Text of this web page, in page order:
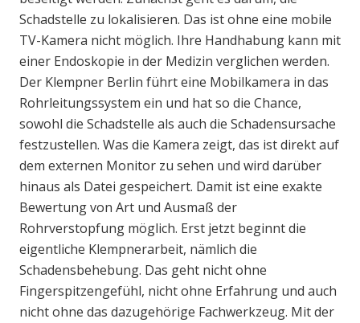
Schadstelle zu lokalisieren. Das ist ohne eine mobile
TV-Kamera nicht möglich. Ihre Handhabung kann mit
einer Endoskopie in der Medizin verglichen werden.
Der Klempner Berlin führt eine Mobilkamera in das
Rohrleitungssystem ein und hat so die Chance,
sowohl die Schadstelle als auch die Schadensursache
festzustellen. Was die Kamera zeigt, das ist direkt auf
dem externen Monitor zu sehen und wird darüber
hinaus als Datei gespeichert. Damit ist eine exakte
Bewertung von Art und Ausmaß der
Rohrverstopfung möglich. Erst jetzt beginnt die
eigentliche Klempnerarbeit, nämlich die
Schadensbehebung. Das geht nicht ohne
Fingerspitzengefühl, nicht ohne Erfahrung und auch
nicht ohne das dazugehörige Fachwerkzeug. Mit der